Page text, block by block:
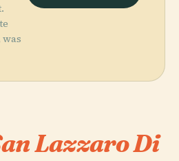
Lazzaro Di